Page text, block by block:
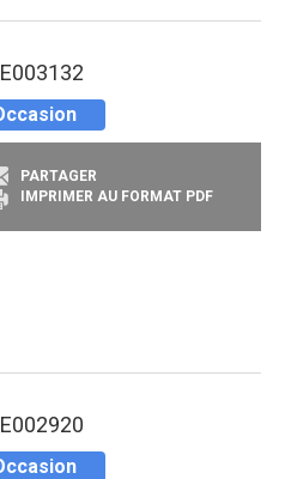
E003132
Occasion
PARTAGER
IMPRIMER AU FORMAT PDF
E002920
Occasion